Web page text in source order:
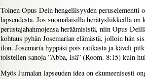
Toinen Opus Dein hengellisyyden peruselementti
lapseudesta. Jos suomalaisilla herätysliikkeillä on
perustajahahmojensa heräämisistä, niin Opus
kohtaus pyhän Josemarían elämästä, jolloin hän
ilon. Josemaría hyppäsi pois ratikasta ja käveli
toistellen sanoja ”Abba, Isä” (Room. 8:15) kuin
Myös Jumalan lapseuden idea on ekumeenisesti